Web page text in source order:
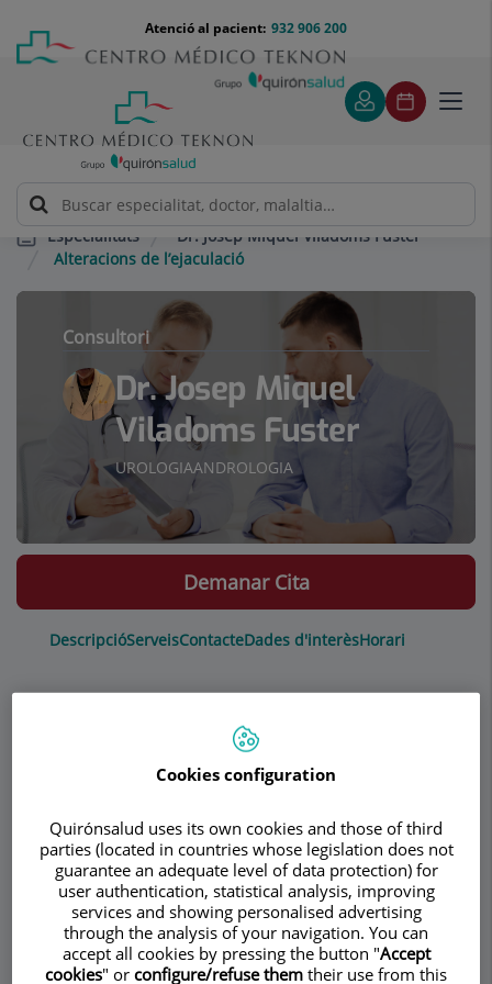
contingut
Menú
teléfono
cabecera
932 906 200
Atenció al pacient:
Especialitats
Dr. Josep Miquel Viladoms Fuster
Alteracions de l’ejaculació
Consultori
Dr. Josep Miquel
Viladoms Fuster
UROLOGIAANDROLOGIA
DescripcióServeisContacteDades d'interèsHorari
Demanar Cita
Alteracions de l’ejaculació
Es defineix l’ejaculació prematura (ejaculació
precoç) com aquella que es produeix abans del
que es desitja, ja sigui abans o després de la
penetració, causant angoixa (ansietat) a un o a
tots dos membres de la parella.
Cookies configuration
Quirónsalud uses its own cookies and those of third
parties (located in countries whose legislation does not
guarantee an adequate level of data protection) for
user authentication, statistical analysis, improving
services and showing personalised advertising
through the analysis of your navigation. You can
accept all cookies by pressing the button "Accept
cookies" or configure/refuse them their use from this